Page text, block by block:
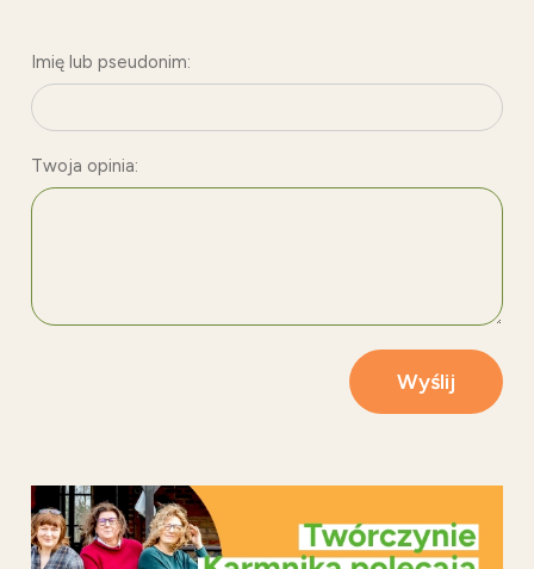
Imię lub pseudonim:
Twoja opinia:
Wyślij